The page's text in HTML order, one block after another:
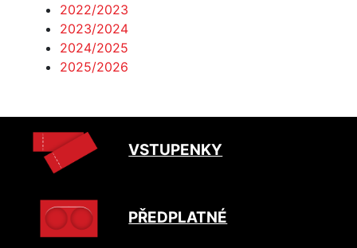
2022/2023
2023/2024
2024/2025
2025/2026
VSTUPENKY
PŘEDPLATNÉ